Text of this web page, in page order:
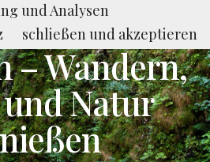
in
– Wandern,
Natur
und Analysen
schließen und akzeptieren